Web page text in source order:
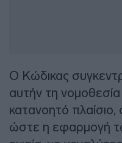
Ο Κώδικας
αυτήν τη νομοθεσία
κατανοητό
ώστε η εφαρμογή